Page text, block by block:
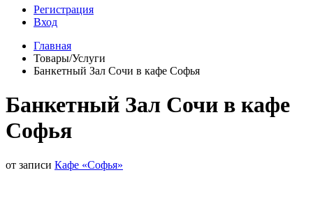
Регистрация
Вход
Главная
Товары/Услуги
Банкетный Зал Сочи в кафе Софья
Банкетный Зал Сочи в кафе
Софья
от записи Кафе «Софья»